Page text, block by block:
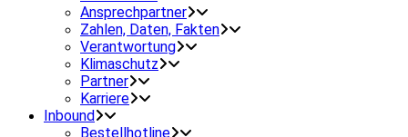
Ansprechpartner
Zahlen, Daten, Fakten
Verantwortung
Klimaschutz
Partner
Karriere
Inbound
Bestellhotline